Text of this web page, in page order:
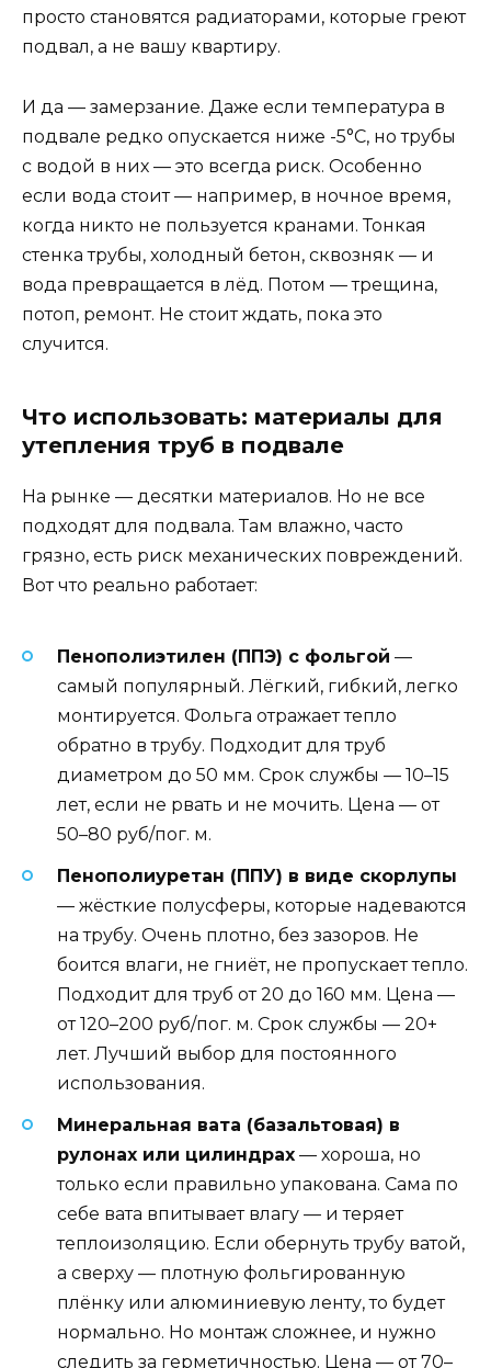
просто становятся радиаторами, которые греют
подвал, а не вашу квартиру.
И да — замерзание. Даже если температура в
подвале редко опускается ниже -5°C, но трубы
с водой в них — это всегда риск. Особенно
если вода стоит — например, в ночное время,
когда никто не пользуется кранами. Тонкая
стенка трубы, холодный бетон, сквозняк — и
вода превращается в лёд. Потом — трещина,
потоп, ремонт. Не стоит ждать, пока это
случится.
Что использовать: материалы для
утепления труб в подвале
На рынке — десятки материалов. Но не все
подходят для подвала. Там влажно, часто
грязно, есть риск механических повреждений.
Вот что реально работает:
Пенополиэтилен (ППЭ) с фольгой —
самый популярный. Лёгкий, гибкий, легко
монтируется. Фольга отражает тепло
обратно в трубу. Подходит для труб
диаметром до 50 мм. Срок службы — 10–15
лет, если не рвать и не мочить. Цена — от
50–80 руб/пог. м.
Пенополиуретан (ППУ) в виде скорлупы
— жёсткие полусферы, которые надеваются
на трубу. Очень плотно, без зазоров. Не
боится влаги, не гниёт, не пропускает тепло.
Подходит для труб от 20 до 160 мм. Цена —
от 120–200 руб/пог. м. Срок службы — 20+
лет. Лучший выбор для постоянного
использования.
Минеральная вата (базальтовая) в
рулонах или цилиндрах — хороша, но
только если правильно упакована. Сама по
себе вата впитывает влагу — и теряет
теплоизоляцию. Если обернуть трубу ватой,
а сверху — плотную фольгированную
плёнку или алюминиевую ленту, то будет
нормально. Но монтаж сложнее, и нужно
следить за герметичностью. Цена — от 70–